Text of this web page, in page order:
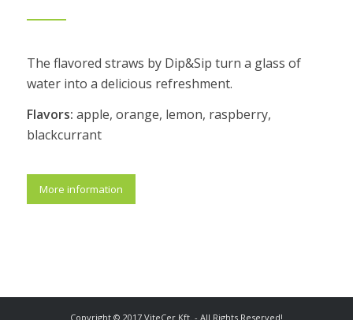
The flavored straws by Dip&Sip turn a glass of
water into a delicious refreshment.
Flavors: apple, orange, lemon, raspberry,
blackcurrant
More information
Copyright © 2017 ViteCer Kft. - All Rights Reserved!